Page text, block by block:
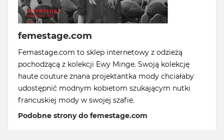
femestage.com
Femastage.com to sklep internetowy z odzieżą
pochodzącą z kolekcji Ewy Minge. Swoją kolekcję
haute couture znana projektantka mody chciałaby
udostępnić modnym kobietom szukającym nutki
francuskiej mody w swojej szafie.
Podobne strony do femestage.com